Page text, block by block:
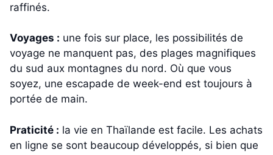
raffinés.
Voyages : une fois sur place, les possibilités de
voyage ne manquent pas, des plages magnifiques
du sud aux montagnes du nord. Où que vous
soyez, une escapade de week-end est toujours à
portée de main.
Praticité : la vie en Thaïlande est facile. Les achats
en ligne se sont beaucoup développés, si bien que